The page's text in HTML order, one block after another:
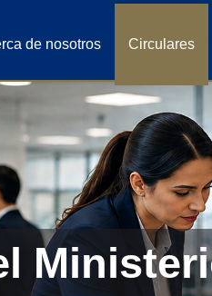
de nosotros Circulares